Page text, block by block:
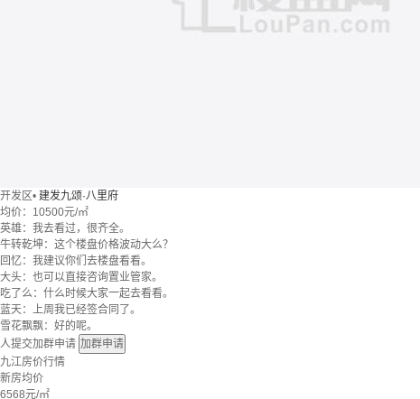
开发区• 建发九颂·八里府
均价： 10500元/㎡
英雄：我去看过，很齐全。
牛转乾坤：这个楼盘价格波动大么？
回忆：我建议你们去楼盘看看。
大头：也可以直接咨询置业管家。
吃了么：什么时候大家一起去看看。
蓝天：上周我已经签合同了。
雪花飘飘：好的呢。
人提交加群申请 加群申请
九江房价行情
新房均价
6568元/㎡